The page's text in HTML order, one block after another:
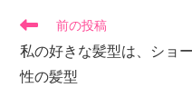
前の投稿
私の好きな髪型は、ショ
性の髪型